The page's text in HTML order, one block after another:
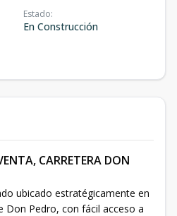
Estado:
En Construcción
CARRETERA DON
ubicado estratégicamente en
Don Pedro, con fácil acceso a